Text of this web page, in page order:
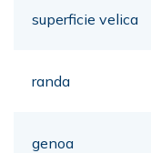
superficie velica
randa
genoa